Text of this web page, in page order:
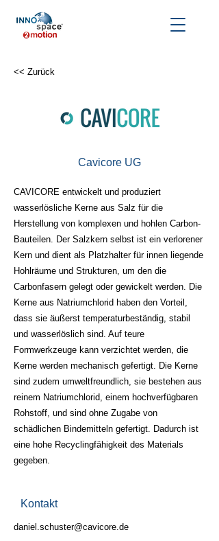
<< Zurück
Cavicore UG
CAVICORE entwickelt und produziert
wasserlösliche Kerne aus Salz für die
Herstellung von komplexen und hohlen Carbon-
Bauteilen. Der Salzkern selbst ist ein verlorener
Kern und dient als Platzhalter für innen liegende
Hohlräume und Strukturen, um den die
Carbonfasern gelegt oder gewickelt werden. Die
Kerne aus Natriumchlorid haben den Vorteil,
dass sie äußerst temperaturbeständig, stabil
und wasserlöslich sind. Auf teure
Formwerkzeuge kann verzichtet werden, die
Kerne werden mechanisch gefertigt. Die Kerne
sind zudem umweltfreundlich, sie bestehen aus
reinem Natriumchlorid, einem hochverfügbaren
Rohstoff, und sind ohne Zugabe von
schädlichen Bindemitteln gefertigt. Dadurch ist
eine hohe Recyclingfähigkeit des Materials
gegeben.
Kontakt
daniel.schuster@cavicore.de